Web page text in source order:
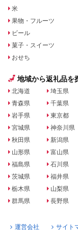
米
果物・フルーツ
ビール
菓子・スイーツ
おせち
地域から返礼品を
北海道
青森県
岩手県
宮城県
秋田県
山形県
福島県
茨城県
栃木県
群馬県
埼玉県
千葉県
東京都
神奈川県
新潟県
富山県
石川県
福井県
山梨県
長野県
運営会社 サイト